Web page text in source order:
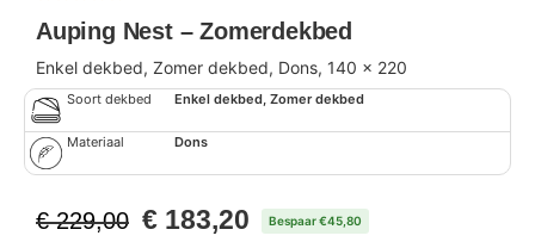
Auping Nest – Zomerdekbed
Enkel dekbed, Zomer dekbed, Dons, 140 x 220
Soort dekbed Enkel dekbed, Zomer dekbed
Materiaal Dons
€229,00 € 183,20 Bespaar €45,80